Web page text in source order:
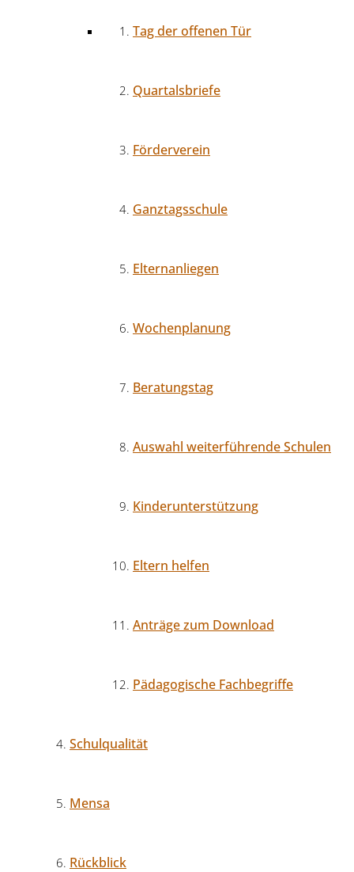
Tag der offenen Tür
Quartalsbriefe
Förderverein
Ganztagsschule
Elternanliegen
Wochenplanung
Beratungstag
Auswahl weiterführende Schulen
Kinderunterstützung
Eltern helfen
Anträge zum Download
Pädagogische Fachbegriffe
Schulqualität
Mensa
Rückblick